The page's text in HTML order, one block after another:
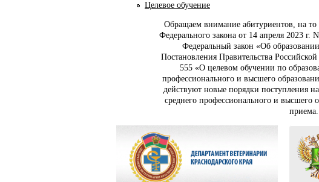
Целевое обучение
Обращаем внимание абитуриентов, на то
Федерального закона от 14 апреля 2023
Федеральный закон «Об
Постановления Правительства
555 «О целевом обучении по
профессионального и высшего
действуют новые порядки поступления
среднего профессионального и высшего
приема.